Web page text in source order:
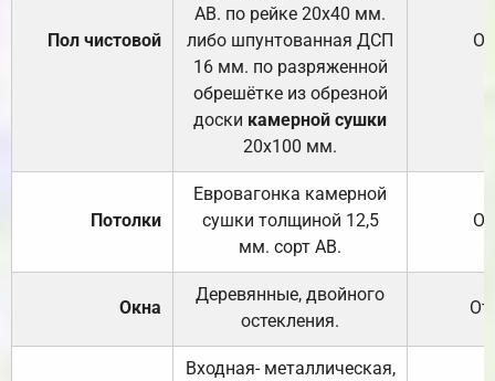
Пол чистовой
АВ. по рейке 20х40 мм.
либо шпунтованная ДСП
16 мм. по разряженной
обрешётке из обрезной
доски камерной сушки
20х100 мм.
Потолки
Евровагонка камерной
сушки толщиной 12,5
мм. сорт АВ.
Окна
Деревянные, двойного
остекления.
Входная- металлическая,